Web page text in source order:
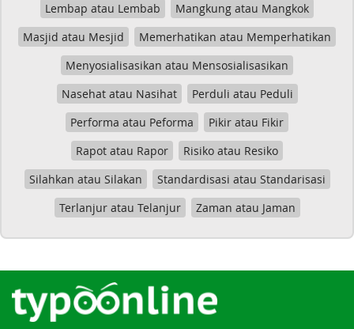
Lembap atau Lembab
Mangkung atau Mangkok
Masjid atau Mesjid
Memerhatikan atau Memperhatikan
Menyosialisasikan atau Mensosialisasikan
Nasehat atau Nasihat
Perduli atau Peduli
Performa atau Peforma
Pikir atau Fikir
Rapot atau Rapor
Risiko atau Resiko
Silahkan atau Silakan
Standardisasi atau Standarisasi
Terlanjur atau Telanjur
Zaman atau Jaman